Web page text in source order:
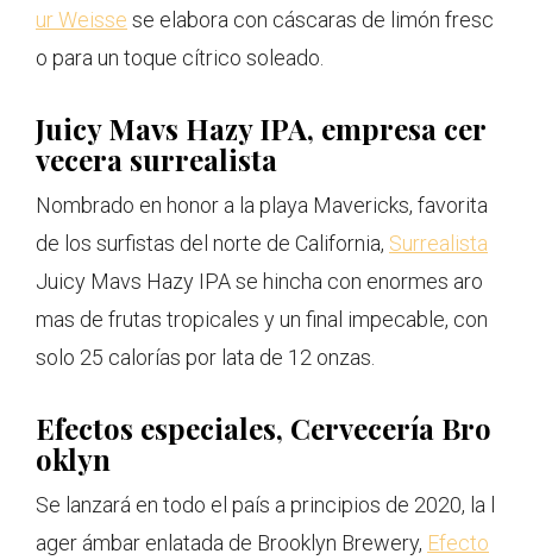
ur Weisse se elabora con cáscaras de limón fresc
o para un toque cítrico soleado.
Juicy Mavs Hazy IPA, empresa cer
vecera surrealista
Nombrado en honor a la playa Mavericks, favorita
de los surfistas del norte de California, Surrealista
Juicy Mavs Hazy IPA se hincha con enormes aro
mas de frutas tropicales y un final impecable, con
solo 25 calorías por lata de 12 onzas.
Efectos especiales, Cervecería Bro
oklyn
Se lanzará en todo el país a principios de 2020, la l
ager ámbar enlatada de Brooklyn Brewery, Efecto